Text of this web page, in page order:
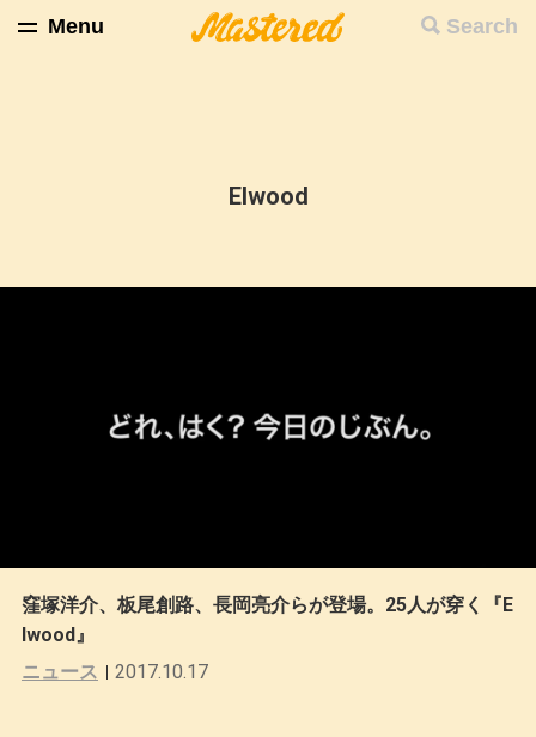
Search
Menu
Elwood
窪塚洋介、板尾創路、長岡亮介らが登場。25人が穿く『E
lwood』
ニュース
2017.10.17